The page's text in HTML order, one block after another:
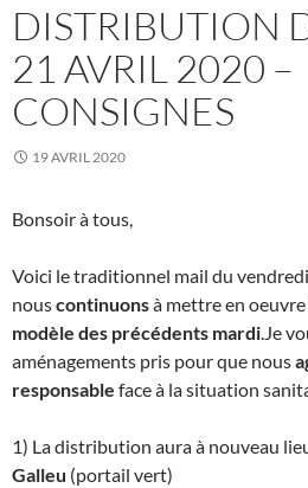
DISTRIBUTION
21 AVRIL 2020 –
CONSIGNES
19 AVRIL 2020
Bonsoir à tous,
Voici le traditionnel mail du
nouscontinuonsà mettre en
modèle des précédents mardi.Je
aménagements pris pour que nous
responsable face à la situation
1) La distribution aura à nouveau
Galleu (portail vert)